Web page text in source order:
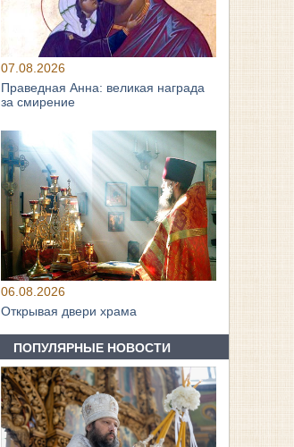
07.08.2026
Праведная Анна: великая награда
за смирение
06.08.2026
Открывая двери храма
ПОПУЛЯРНЫЕ НОВОСТИ